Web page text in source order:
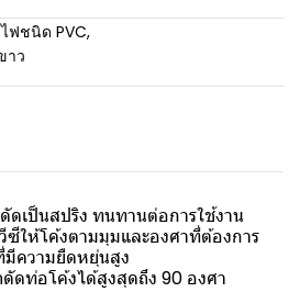
ฟชนิด PVC,
าว
เป็นสปริง ทนทานต่อการใช้งาน
ให้โค้งตามมุมและองศาที่ต้องการ
ความยืดหยุ่นสูง
ดท่อโค้งได้สูงสุดถึง 90 องศา